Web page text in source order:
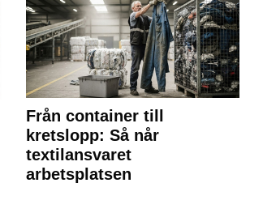
Från container till
kretslopp: Så når
textilansvaret
arbetsplatsen